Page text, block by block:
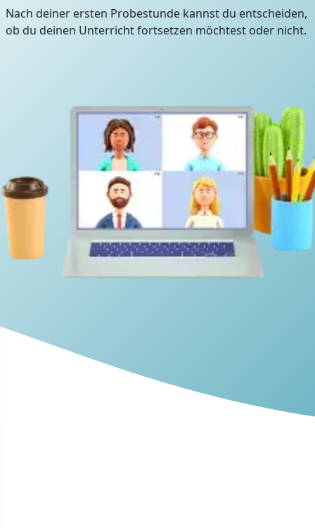
Nach deiner ersten Probestunde kannst du entscheiden,
ob du deinen Unterricht fortsetzen möchtest oder nicht.